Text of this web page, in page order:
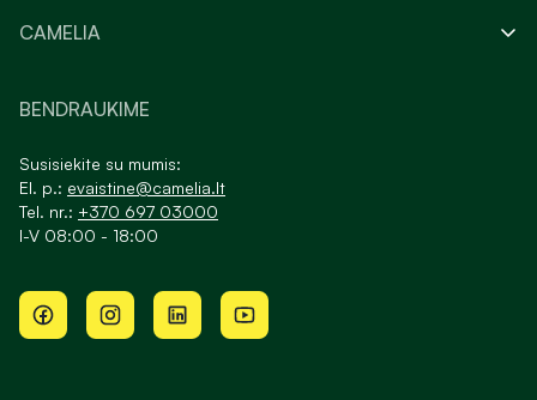
CAMELIA
BENDRAUKIME
Susisiekite su mumis:
El. p.: evaistine@camelia.lt
Tel. nr.: +370 697 03000
I-V 08:00 - 18:00